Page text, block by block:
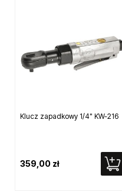
Klucz zapadkowy 1/4" KW-216
359,00 zł